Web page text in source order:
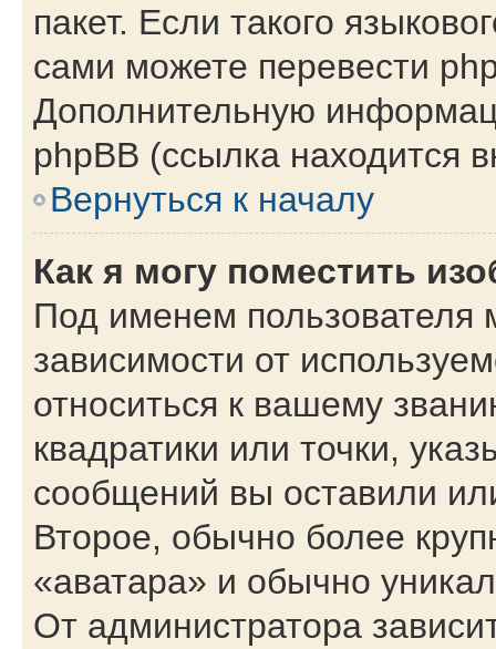
пакет. Если такого
сами можете перевести
Дополнительную
phpBB (ссылка находится
Вернуться к началу
Как я могу поместить
Под именем пользователя
зависимости от
относиться к вашему
квадратики или точки,
сообщений вы оставили
Второе, обычно более
«аватара» и обычно
От администратора